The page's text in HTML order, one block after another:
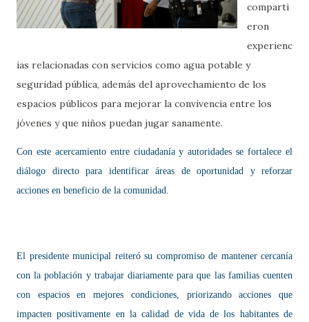
comparti
eron
experienc
ias relacionadas con servicios como agua potable y
seguridad pública, además del aprovechamiento de los
espacios públicos para mejorar la convivencia entre los
jóvenes y que niños puedan jugar sanamente.
Con este acercamiento entre ciudadanía y autoridades se fortalece el
diálogo directo para identificar áreas de oportunidad y reforzar
acciones en beneficio de la comunidad.
El presidente municipal reiteró su compromiso de mantener cercanía
con la población y trabajar diariamente para que las familias cuenten
con espacios en mejores condiciones, priorizando acciones que
impacten positivamente en la calidad de vida de los habitantes de